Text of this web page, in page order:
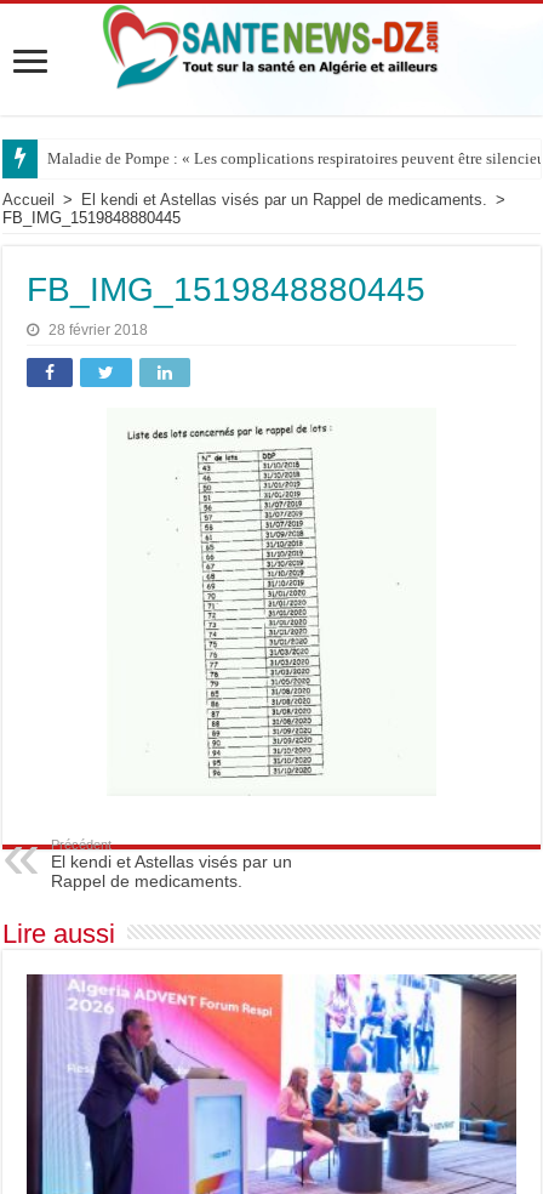
Maladie de Pompe : « Les complications respiratoires peuvent être
Accueil > El kendi et Astellas visés par un Rappel de medicaments. >
FB_IMG_1519848880445
FB_IMG_1519848880445
28 février 2018
Précédent
El kendi et Astellas visés par un
Rappel de medicaments.
Lire aussi